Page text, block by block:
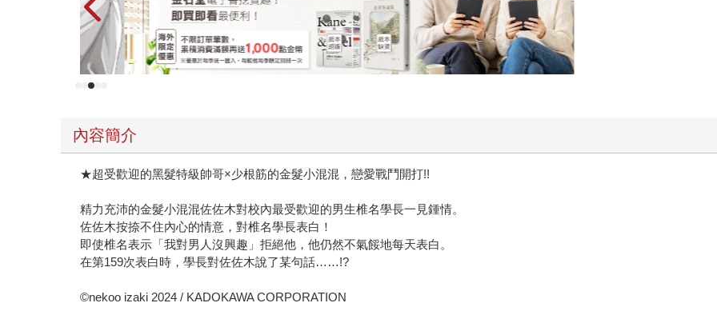
內容簡介
★超受歡迎的黑髮特級帥哥×少根筋的金髮小混混，戀愛戰鬥開打!!
精力充沛的金髮小混混佐佐木對校內最受歡迎的男生椎名學長一見鍾情。
佐佐木按捺不住內心的情意，對椎名學長表白！
即使椎名表示「我對男人沒興趣」拒絕他，他仍然不氣餒地每天表白。
在第159次表白時，學長對佐佐木說了某句話……!?
©nekoo izaki 2024 / KADOKAWA CORPORATION